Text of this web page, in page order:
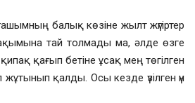
балық көзіне жылт жүгіртер
тай толмады ма, әлде өзге
қағып бетіне ұсақ мең төгілген
жұтынып қалды. Осы кезде үзілген үн